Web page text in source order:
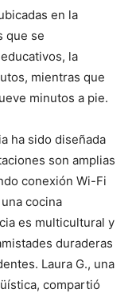
en la
que se
la
mientras que
minutos a pie.
ha sido diseñada
son amplias
conexión Wi-Fi
cocina
es multicultural y
duraderas
Laura G., una
compartió